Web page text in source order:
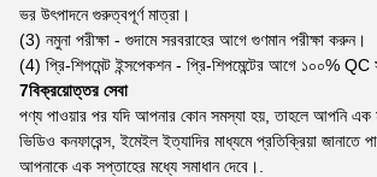
ভর উৎপাদনে গুরুত্বপূর্ণ মাত্রা।
(3) নমুনা পরীক্ষা - গুদামে সরবরাহের আগে গুণমান পরীক্ষা করুন।
(4) প্রি-শিপমেন্ট ইন্সপেকশন - প্রি-শিপমেন্টের আগে ১০০% QC
7বিক্রয়োত্তর সেবা
পণ্য পাওয়ার পর যদি আপনার কোন সমস্যা হয়, তাহলে আপনি এক
ভিডিও কনফারেন্স, ইমেইল ইত্যাদির মাধ্যমে প্রতিক্রিয়া জানাতে
আপনাকে এক সপ্তাহের মধ্যে সমাধান দেবে।.